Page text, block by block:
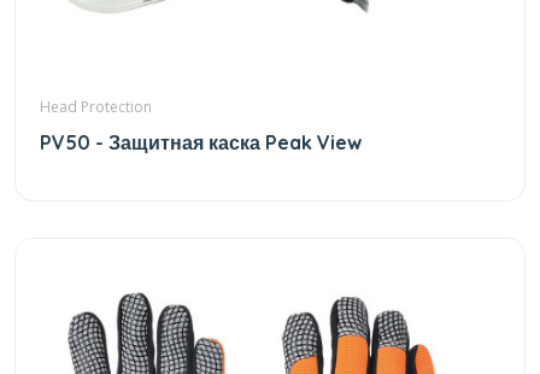
Head Protection
PV50 - Защитная каска Peak View